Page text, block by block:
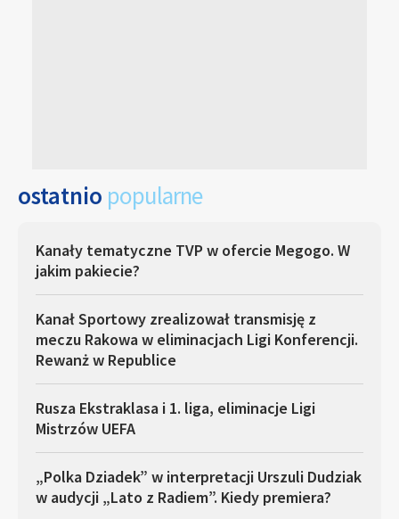
ostatnio popularne
Kanały tematyczne TVP w ofercie Megogo. W
jakim pakiecie?
Kanał Sportowy zrealizował transmisję z
meczu Rakowa w eliminacjach Ligi Konferencji.
Rewanż w Republice
Rusza Ekstraklasa i 1. liga, eliminacje Ligi
Mistrzów UEFA
„Polka Dziadek” w interpretacji Urszuli Dudziak
w audycji „Lato z Radiem”. Kiedy premiera?